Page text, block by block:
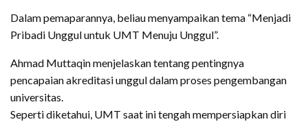
Dalam pemaparannya, beliau menyampaikan tema “Menjadi
Pribadi Unggul untuk UMT Menuju Unggul”.
Ahmad Muttaqin menjelaskan tentang pentingnya
pencapaian akreditasi unggul dalam proses pengembangan
universitas.
Seperti diketahui, UMT saat ini tengah mempersiapkan diri